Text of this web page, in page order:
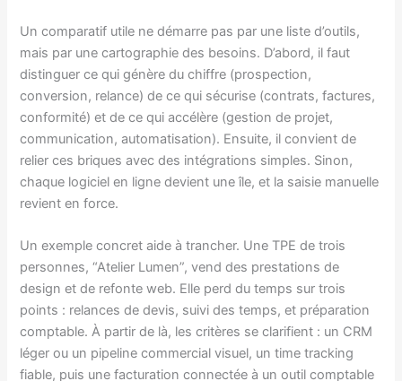
Un comparatif utile ne démarre pas par une liste d’outils,
mais par une cartographie des besoins. D’abord, il faut
distinguer ce qui génère du chiffre (prospection,
conversion, relance) de ce qui sécurise (contrats, factures,
conformité) et de ce qui accélère (gestion de projet,
communication, automatisation). Ensuite, il convient de
relier ces briques avec des intégrations simples. Sinon,
chaque logiciel en ligne devient une île, et la saisie manuelle
revient en force.
Un exemple concret aide à trancher. Une TPE de trois
personnes, “Atelier Lumen”, vend des prestations de
design et de refonte web. Elle perd du temps sur trois
points : relances de devis, suivi des temps, et préparation
comptable. À partir de là, les critères se clarifient : un CRM
léger ou un pipeline commercial visuel, un time tracking
fiable, puis une facturation connectée à un outil comptable